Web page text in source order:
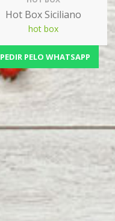
Hot Box Siciliano
hot box
PEDIR PELO WHATSAPP